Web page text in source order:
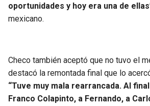
oportunidades y hoy era una de
mexicano.
Checo también aceptó que no tuvo el
destacó la remontada final que lo
“Tuve muy mala rearrancada. Al
Franco Colapinto, a Fernando, a